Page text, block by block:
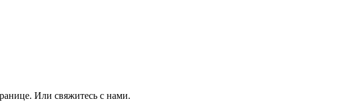
Или свяжитесь с нами.